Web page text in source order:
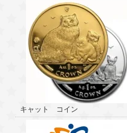
キャット コイン